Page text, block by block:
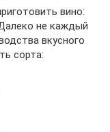
вино:
не каждый
вкусного
сорта: